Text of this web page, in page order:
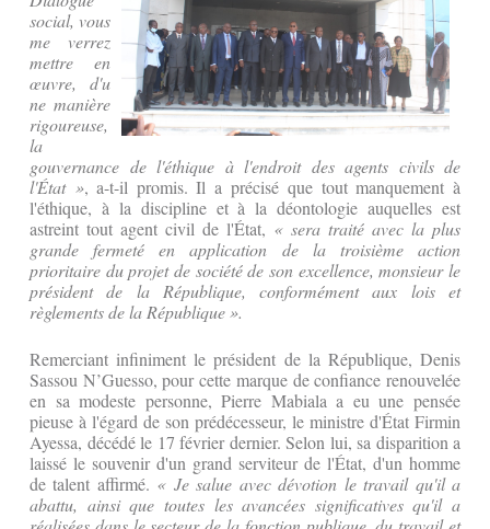
social, vous
me verrez
mettre en
œuvre, d'u
ne manière
rigoureuse,
la
gouvernance de l'éthique à l'endroit des agents civils de
l'État », a-t-il promis. Il a précisé que tout manquement à
l'éthique, à la discipline et à la déontologie auquelles est
astreint tout agent civil de l'État, « sera traité avec la plus
grande fermeté en application de la troisième action
prioritaire du projet de société de son excellence, monsieur le
président de la République, conformément aux lois et
règlements de la République ».
Remerciant infiniment le président de la République, Denis
Sassou N’Guesso, pour cette marque de confiance renouvelée
en sa modeste personne, Pierre Mabiala a eu une pensée
pieuse à l'égard de son prédécesseur, le ministre d'État Firmin
Ayessa, décédé le 17 février dernier. Selon lui, sa disparition a
laissé le souvenir d'un grand serviteur de l'État, d'un homme
de talent affirmé. « Je salue avec dévotion le travail qu'il a
abattu, ainsi que toutes les avancées significatives qu'il a